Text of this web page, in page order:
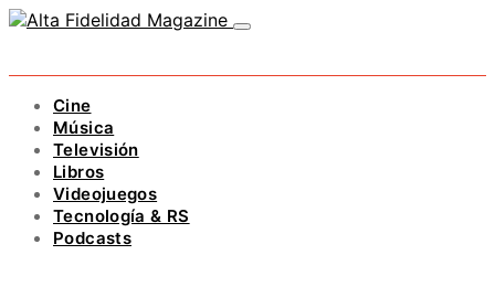
Cine
Música
Televisión
Libros
Videojuegos
Tecnología & RS
Podcasts